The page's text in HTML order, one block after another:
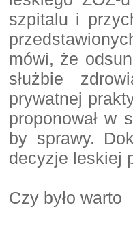
szpitalu i
mówi, że
służbie
prywatnej
proponował w
by sprawy.
decyzje leskiej
Czy było warto